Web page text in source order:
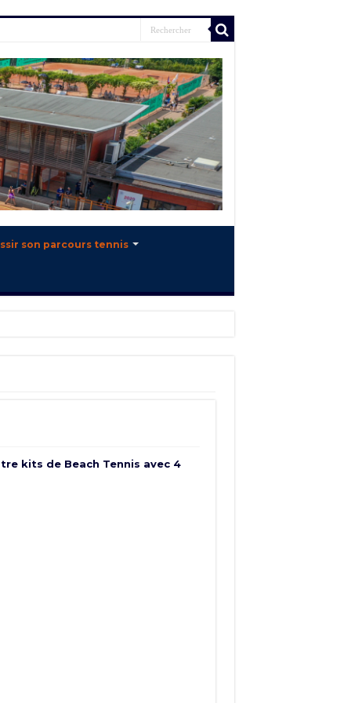
son parcours tennis
kits de Beach Tennis avec 4